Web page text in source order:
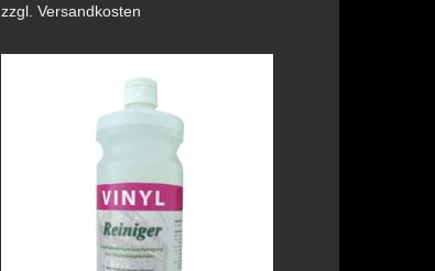
zzgl.Versandkosten